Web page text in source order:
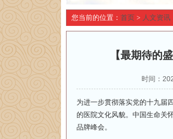
您当前的位置： 首页 > 人文资讯
【最期待的
时间：
为进一步贯彻落实党的十九届
的医院文化风貌。中国生命关
品牌峰会。